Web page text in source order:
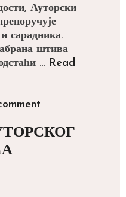
Ауторски
сарадника.
штива
… Read